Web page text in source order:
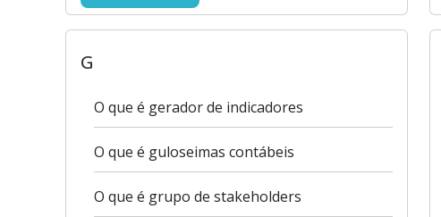
G
O que é gerador de indicadores
O que é guloseimas contábeis
O que é grupo de stakeholders